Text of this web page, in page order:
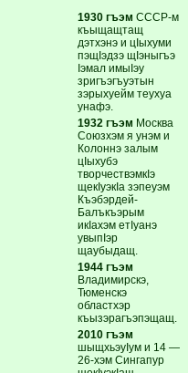
1930 гъэм СССР-м
къыщащтащ
дэтхэнэ и цIыхуми
пэщIэдзэ щIэныгъэ
Iэмал имыIэу
зригъэгъуэтын
зэрыхуейм теухуа
унафэ.
1932 гъэм Москва
Союзхэм я унэм и
Колоннэ залым
цIыхубэ
творчествэмкIэ
щекIуэкIа зэпеуэм
Къэбэрдей-
Балъкъэрым
икIахэм етIуанэ
увыпIэр
щаубыдащ.
1944 гъэм
Владимирскэ,
Тюменскэ
областхэр
къызэрагъэпэщащ.
2010 гъэм
шыщхьэуIум и 14 —
26-хэм Сингапур